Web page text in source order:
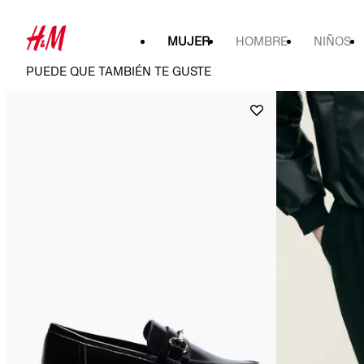
MUJER HOMBRE NIÑOS
PUEDE QUE TAMBIÉN TE GUSTE